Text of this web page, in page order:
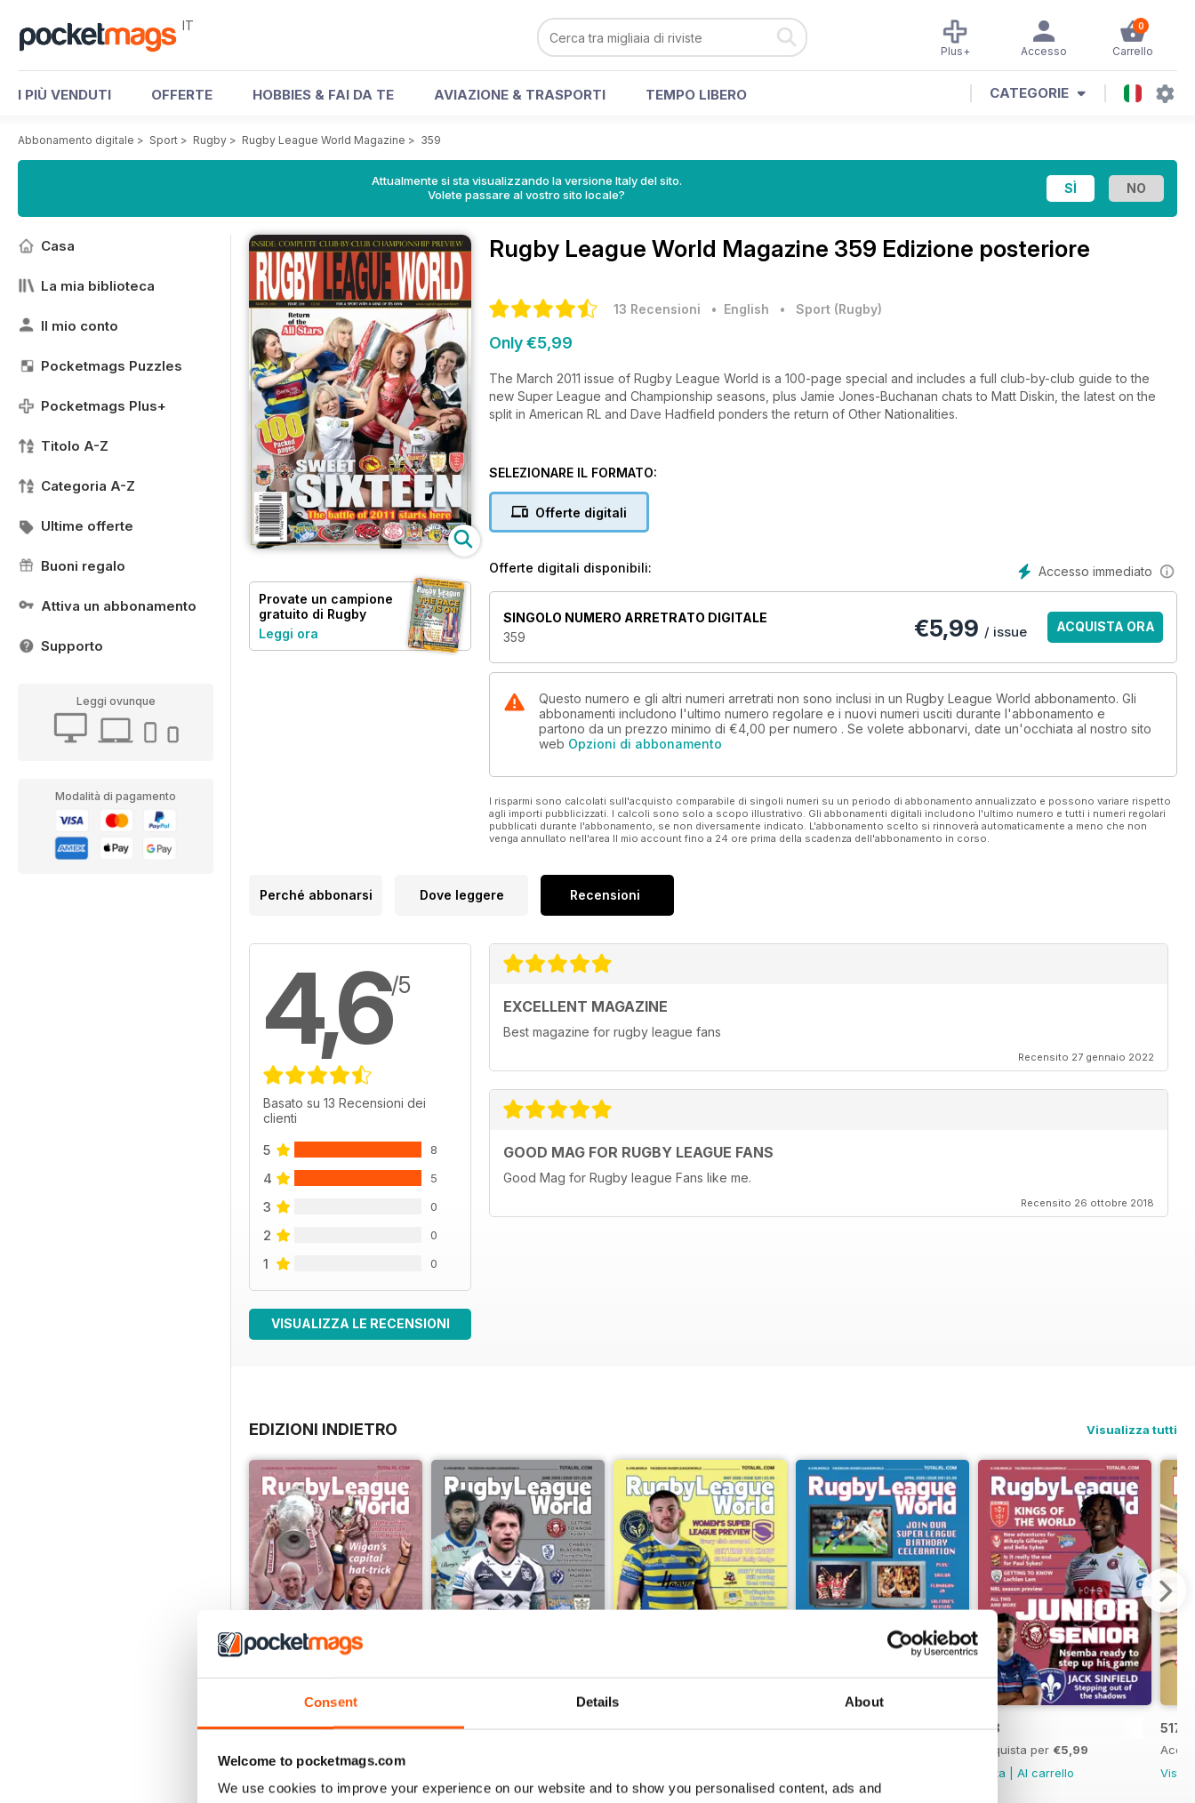
Consent Details About
Welcome to pocketmags.com
We use cookies to improve your experience on our website and to show you personalised content, ads and
IT 0
Carrello
Accesso
Plus+
I PIÙ VENDUTI OFFERTE HOBBIES & FAI DA TE AVIAZIONE & TRASPORTI TEMPO LIBERO CATEGORIE
Abbonamento digitale > Sport > Rugby > Rugby League World Magazine > 359
Attualmente si sta visualizzando la versione Italy del sito.
Volete passare al vostro sito locale?
Casa
La mia biblioteca
Il mio conto
Pocketmags Puzzles
Pocketmags Plus+
Titolo A-Z
Categoria A-Z
Ultime offerte
Buoni regalo
Attiva un abbonamento
Supporto
Leggi ovunque
Modalità di pagamento
Provate un campione
gratuito di Rugby
League World
Leggi ora
Rugby League World Magazine 359 Edizione posteriore
13 Recensioni • English • Sport (Rugby)
Only €5,99
The March 2011 issue of Rugby League World is a 100-page special and includes a full club-by-club guide to the
new Super League and Championship seasons, plus Jamie Jones-Buchanan chats to Matt Diskin, the latest on the
split in American RL and Dave Hadfield ponders the return of Other Nationalities.
SELEZIONARE IL FORMATO:
Offerte digitali
Accesso immediato
Offerte digitali disponibili:
SINGOLO NUMERO ARRETRATO DIGITALE
359
€5,99 / issue ACQUISTA ORA
Questo numero e gli altri numeri arretrati non sono inclusi in un Rugby League World abbonamento. Gli
abbonamenti includono l'ultimo numero regolare e i nuovi numeri usciti durante l'abbonamento e
partono da un prezzo minimo di €4,00 per numero . Se volete abbonarvi, date un'occhiata al nostro sito
web Opzioni di abbonamento
I risparmi sono calcolati sull'acquisto comparabile di singoli numeri su un periodo di abbonamento annualizzato e possono variare rispetto
agli importi pubblicizzati. I calcoli sono solo a scopo illustrativo. Gli abbonamenti digitali includono l'ultimo numero e tutti i numeri regolari
pubblicati durante l'abbonamento, se non diversamente indicato. L'abbonamento scelto si rinnoverà automaticamente a meno che non
venga annullato nell'area Il mio account fino a 24 ore prima della scadenza dell'abbonamento in corso.
Perché abbonarsi Dove leggere Recensioni
4,6/5
Basato su 13 Recensioni dei
clienti
5 8
4 5
3 0
2 0
1 0
VISUALIZZA LE RECENSIONI
EXCELLENT MAGAZINE
Best magazine for rugby league fans
Recensito 27 gennaio 2022
GOOD MAG FOR RUGBY LEAGUE FANS
Good Mag for Rugby league Fans like me.
Recensito 26 ottobre 2018
EDIZIONI INDIETRO Visualizza tutti
522
Al carrello
521 520 519 518
Acquista per €5,99
Vista
Al carrello
517
Vista